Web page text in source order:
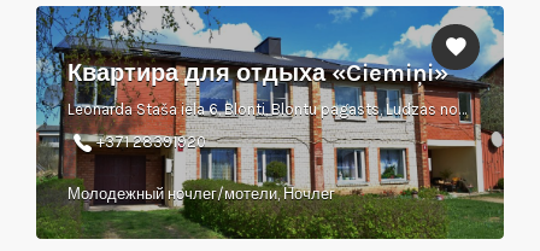
Квартира для отдыха «Ciemiņi»
Leonarda Staša iela 6, Blonti, Blontu pagasts, Ludzas novads, LV-5706
+371 28391920
Молодежный ночлег/мотели, Ночлег